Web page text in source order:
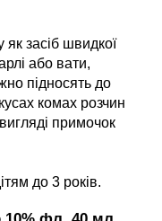
засіб швидкої
або вати,
підносять до
комах розчин
примочок
до 3 років.